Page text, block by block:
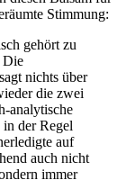
Stimmung:
gehört zu
Die
nichts über
die zwei
analytische
der Regel
auf
auch nicht
immer